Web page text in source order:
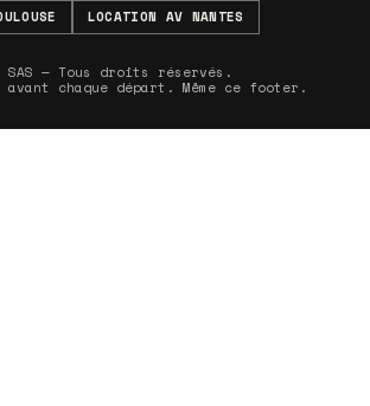
LOCATION AV NANTES
SAS — Tous droits réservés.
chaque départ. Même ce footer.